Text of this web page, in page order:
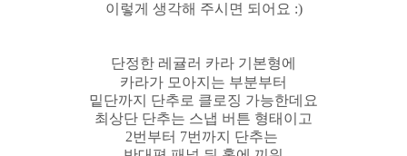
이렇게 생각해 주시면 되어요 :)
단정한 레귤러 카라 기본형에
카라가 모아지는 부분부터
밑단까지 단추로 클로징 가능한데요
최상단 단추는 스냅 버튼 형태이고
2번부터 7번까지 단추는